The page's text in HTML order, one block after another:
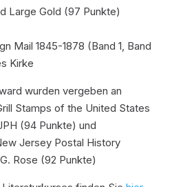
Large Gold (97 Punkte)
Mail 1845-1878 (Band 1, Band
Kirke
wurden vergeben an
Stamps of the United States
(94 Punkte) und
Jersey Postal History
Rose (92 Punkte)